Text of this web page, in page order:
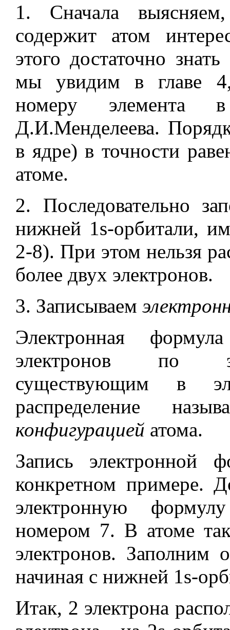
1. Сначала
содержит атом
этого достаточно
мы увидим в главе 4,
номеру элемента в
Д.И.Менделеева.
в ядре) в точности
атоме.
2. Последовательно
нижней 1s-орбитали,
2-8). При этом нельзя
более двух электронов.
3. Записываем
Электронная
электронов по
существующим в
распределение
конфигурацией атома.
Запись электронной
конкретном примере.
электронную
номером 7. В атоме
электронов. Заполним
начиная с нижней 1s-
Итак, 2 электрона